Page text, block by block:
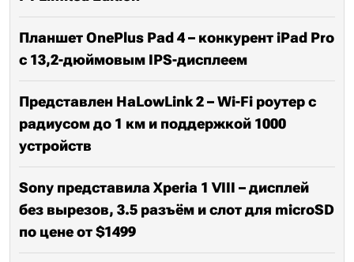
Планшет OnePlus Pad 4 – конкурент iPad Pro
с 13,2-дюймовым IPS-дисплеем
Представлен HaLowLink 2 – Wi-Fi роутер с
радиусом до 1 км и поддержкой 1000
устройств
Sony представила Xperia 1 VIII – дисплей
без вырезов, 3.5 разъём и слот для microSD
по цене от $1499